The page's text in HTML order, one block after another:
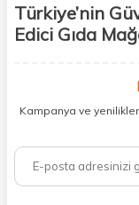
Türkiye’nin
Edici Gıda
kişisel bakım hem de
buluşturuyoruz. Artık
ihtiyacınız olan her
%100 orijinal kozmetik
vücudunuzu
Kampanya ve